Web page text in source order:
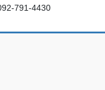
791-4430